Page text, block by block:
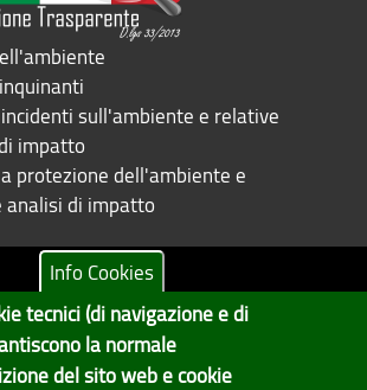
sull'ambiente e relative
impatto
protezione dell'ambiente e
analisi di impatto
metropolitana di Genova | CF:
Sistemi Informativi e Sviluppo Economico,
Info Cookies
tecnici (di navigazione e di
la normale
del sito web e cookie